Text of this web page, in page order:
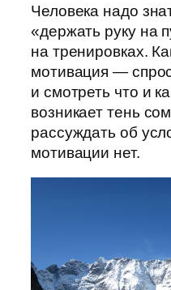
Человека надо
«держать руку на
на тренировках.
мотивация —
и смотреть что и
возникает тень
рассуждать об
мотивации нет.